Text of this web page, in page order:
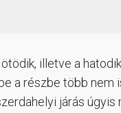
illetve a
a részbe több nem
járás